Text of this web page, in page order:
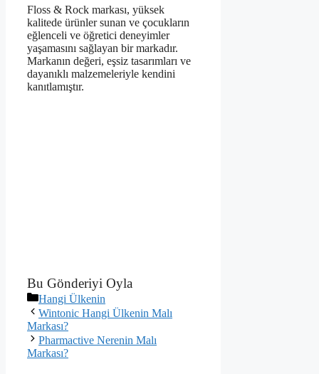
Floss & Rock markası, yüksek
kalitede ürünler sunan ve çocukların
eğlenceli ve öğretici deneyimler
yaşamasını sağlayan bir markadır.
Markanın değeri, eşsiz tasarımları ve
dayanıklı malzemeleriyle kendini
kanıtlamıştır.
Bu Gönderiyi Oyla
Kategoriler
Hangi Ülkenin
Wintonic Hangi Ülkenin Malı
Markası?
Pharmactive Nerenin Malı
Markası?